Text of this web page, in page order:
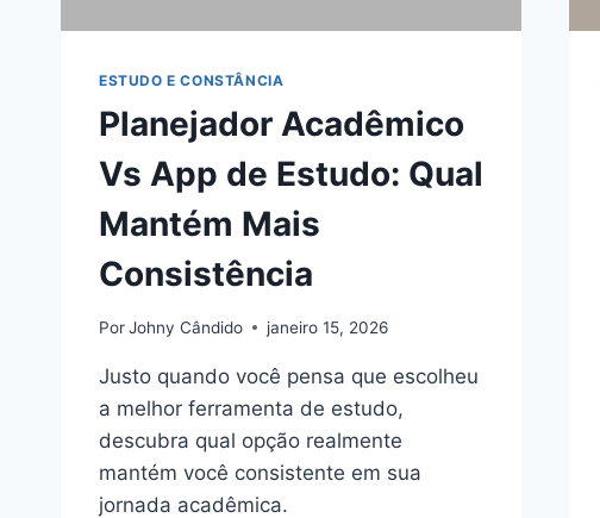
ESTUDO E CONSTÂNCIA
Planejador Acadêmico
Vs App de Estudo: Qual
Mantém Mais
Consistência
PorJohny Cândido janeiro 15, 2026
Justo quando você pensa que escolheu
a melhor ferramenta de estudo,
descubra qual opção realmente
mantém você consistente em sua
jornada acadêmica.